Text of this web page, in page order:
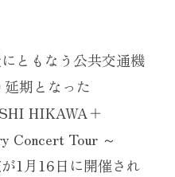
ともなう公共交通機
期となった
HIKAWA＋
Concert Tour ～
1月16日に開催され